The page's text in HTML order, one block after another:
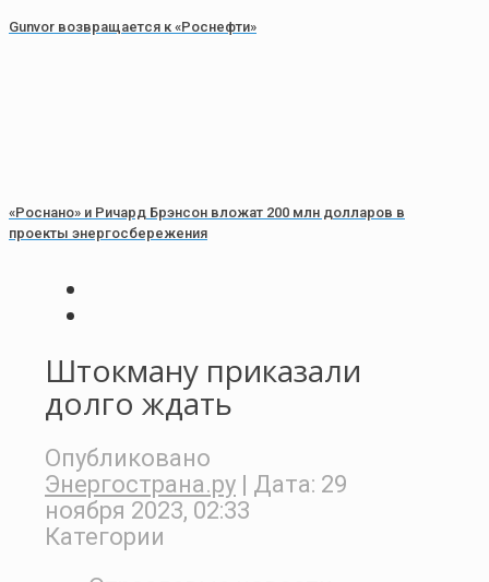
Gunvor возвращается к «Роснефти»
«Роснано» и Ричард Брэнсон вложат 200 млн долларов в
проекты энергосбережения
Штокману приказали
долго ждать
Опубликовано
Энергострана.ру | Дата: 29
ноября 2023, 02:33
Категории